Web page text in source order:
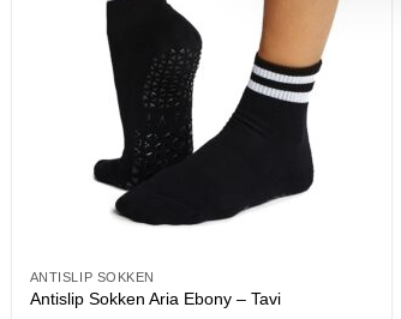
ANTISLIP SOKKEN
Antislip Sokken Aria Ebony – Tavi